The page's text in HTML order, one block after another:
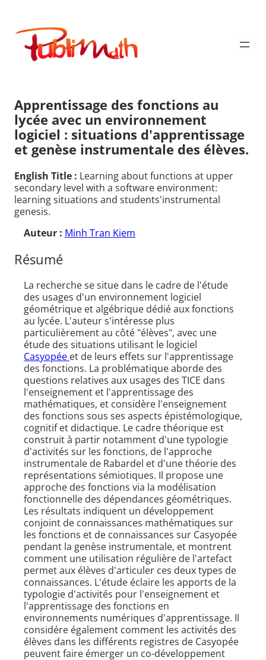
contenu
Publimath
Apprentissage des fonctions au
lycée avec un environnement
logiciel : situations d'apprentissage
et genèse instrumentale des élèves.
English Title : Learning about functions at upper
secondary level with a software environment:
learning situations and students'instrumental
genesis.
Auteur : Minh Tran Kiem
Résumé
La recherche se situe dans le cadre de l'étude
des usages d'un environnement logiciel
géométrique et algébrique dédié aux fonctions
au lycée. L'auteur s'intéresse plus
particulièrement au côté "élèves", avec une
étude des situations utilisant le logiciel
Casyopée et de leurs effets sur l'apprentissage
des fonctions. La problématique aborde des
questions relatives aux usages des TICE dans
l'enseignement et l'apprentissage des
mathématiques, et considère l'enseignement
des fonctions sous ses aspects épistémologique,
cognitif et didactique. Le cadre théorique est
construit à partir notamment d'une typologie
d'activités sur les fonctions, de l'approche
instrumentale de Rabardel et d'une théorie des
représentations sémiotiques. Il propose une
approche des fonctions via la modélisation
fonctionnelle des dépendances géométriques.
Les résultats indiquent un développement
conjoint de connaissances mathématiques sur
les fonctions et de connaissances sur Casyopée
pendant la genèse instrumentale, et montrent
comment une utilisation régulière de l'artefact
permet aux élèves d'articuler ces deux types de
connaissances. L'étude éclaire les apports de la
typologie d'activités pour l'enseignement et
l'apprentissage des fonctions en
environnements numériques d'apprentissage. Il
considére également comment les activités des
élèves dans les différents registres de Casyopée
peuvent faire émerger un co-développement